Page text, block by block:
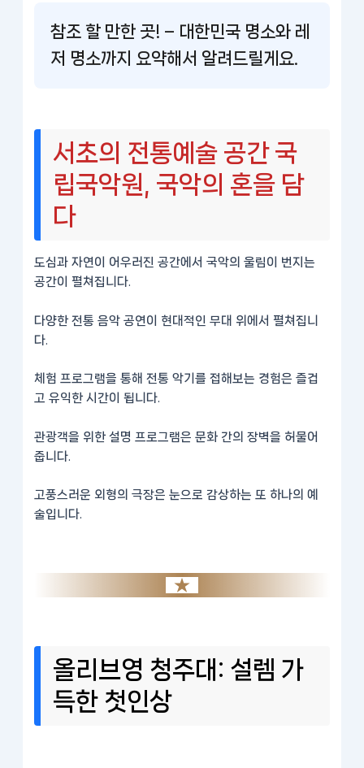
참조 할 만한 곳! – 대한민국 명소와 레
저 명소까지 요약해서 알려드릴게요.
서초의 전통예술 공간 국
립국악원, 국악의 혼을 담
다
도심과 자연이 어우러진 공간에서 국악의 울림이 번지는
공간이 펼쳐집니다.
다양한 전통 음악 공연이 현대적인 무대 위에서 펼쳐집니
다.
체험 프로그램을 통해 전통 악기를 접해보는 경험은 즐겁
고 유익한 시간이 됩니다.
관광객을 위한 설명 프로그램은 문화 간의 장벽을 허물어
줍니다.
고풍스러운 외형의 극장은 눈으로 감상하는 또 하나의 예
술입니다.
올리브영 청주대: 설렘 가
득한 첫인상